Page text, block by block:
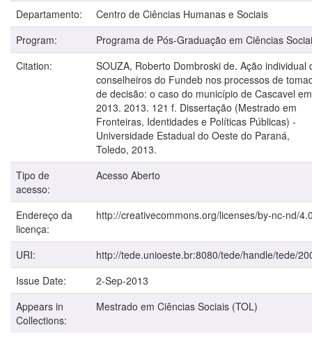
Departamento:
Centro de Ciências Humanas e Sociais
Program:
Programa de Pós-Graduação em Ciências
Citation:
SOUZA, Roberto Dombroski de. Ação individual
conselheiros do Fundeb nos processos de
de decisão: o caso do município de Cascavel em
2013. 2013. 121 f. Dissertação (Mestrado em
Fronteiras, Identidades e Políticas Públicas) -
Universidade Estadual do Oeste do Paraná,
Toledo, 2013.
Tipo de
acesso:
Acesso Aberto
Endereço da
licença:
http://creativecommons.org/licenses/by-nc-nd/
URI:
http://tede.unioeste.br:8080/tede/handle/tede/
Issue Date:
2-Sep-2013
Appears in
Collections:
Mestrado em Ciências Sociais (TOL)